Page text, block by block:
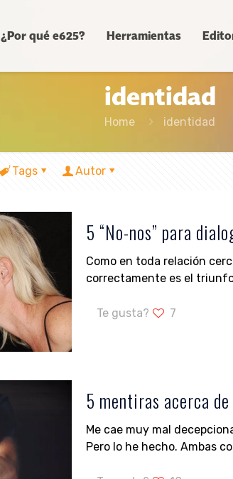
¿Por qué e625? Herramientas
identidad
Home identidad
Tags Autor
5 “No-nos” para
Como en toda relación
correctamente es el
Te gusta? 7
5 mentiras acerca
Me cae muy mal
Pero lo he hecho. Ambas